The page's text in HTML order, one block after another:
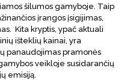
šilumos gamyboje. Taip
įrangos įsigijimas,
Kita kryptis, ypač aktuali
išteklių kainai, yra
panaudojimas pramonės
veikloje susidarančių
emisiją.